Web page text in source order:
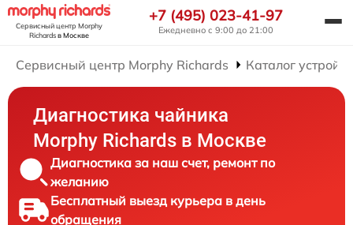
Сервисный центр Morphy
Richardsв Москве
+7 (495) 023-41-97
Ежедневно с 9:00 до 21:00
Сервисный центр Morphy Richards Каталог
Диагностика чайника
Morphy Richards в Москве
Диагностика за наш счет, ремонт по
желанию
Бесплатный выезд курьера в день
обращения